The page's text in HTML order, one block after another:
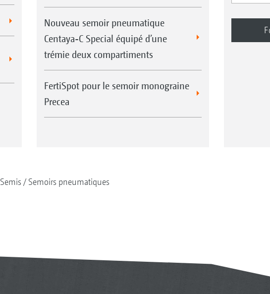
Nouveau semoir pneumatique
Centaya-C Special équipé d’une
trémie deux compartiments
FertiSpot pour le semoir monograine
Precea
Semis Semoirs pneumatiques